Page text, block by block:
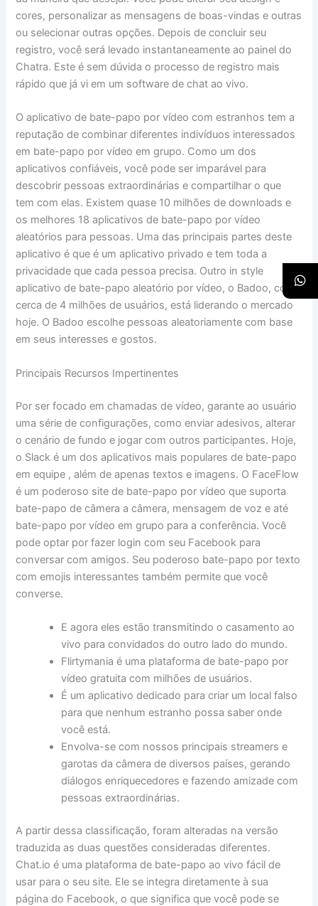
cores, personalizar as mensagens de boas-vindas e outras
ou selecionar outras opções. Depois de concluir seu
registro, você será levado instantaneamente ao painel do
Chatra. Este é sem dúvida o processo de registro mais
rápido que já vi em um software de chat ao vivo.
O aplicativo de bate-papo por vídeo com estranhos tem a
reputação de combinar diferentes indivíduos interessados
em bate-papo por vídeo em grupo. Como um dos
aplicativos confiáveis, você pode ser imparável para
descobrir pessoas extraordinárias e compartilhar o que
tem com elas. Existem quase 10 milhões de downloads e
os melhores 18 aplicativos de bate-papo por vídeo
aleatórios para pessoas. Uma das principais partes deste
aplicativo é que é um aplicativo privado e tem toda a
privacidade que cada pessoa precisa. Outro in style
aplicativo de bate-papo aleatório por vídeo, o Badoo, com
cerca de 4 milhões de usuários, está liderando o mercado
hoje. O Badoo escolhe pessoas aleatoriamente com base
em seus interesses e gostos.
Principais Recursos Impertinentes
Por ser focado em chamadas de vídeo, garante ao usuário
uma série de configurações, como enviar adesivos, alterar
o cenário de fundo e jogar com outros participantes. Hoje,
o Slack é um dos aplicativos mais populares de bate-papo
em equipe , além de apenas textos e imagens. O FaceFlow
é um poderoso site de bate-papo por vídeo que suporta
bate-papo de câmera a câmera, mensagem de voz e até
bate-papo por vídeo em grupo para a conferência. Você
pode optar por fazer login com seu Facebook para
conversar com amigos. Seu poderoso bate-papo por texto
com emojis interessantes também permite que você
converse.
E agora eles estão transmitindo o casamento ao
vivo para convidados do outro lado do mundo.
Flirtymania é uma plataforma de bate-papo por
vídeo gratuita com milhões de usuários.
É um aplicativo dedicado para criar um local falso
para que nenhum estranho possa saber onde
você está.
Envolva-se com nossos principais streamers e
garotas da câmera de diversos países, gerando
diálogos enriquecedores e fazendo amizade com
pessoas extraordinárias.
A partir dessa classificação, foram alteradas na versão
traduzida as duas questões consideradas diferentes.
Chat.io é uma plataforma de bate-papo ao vivo fácil de
usar para o seu site. Ele se integra diretamente à sua
página do Facebook, o que significa que você pode se